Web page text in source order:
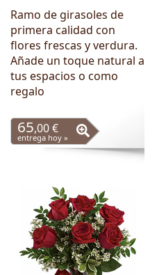
Ramo de girasoles de
primera calidad con
flores frescas y verdura.
Añade un toque natural a
tus espacios o como
regalo
65,00 €
entrega hoy »